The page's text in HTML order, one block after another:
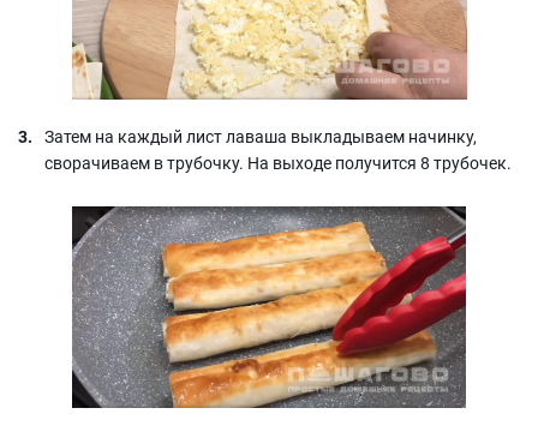
Затем на каждый лист лаваша выкладываем начинку,
сворачиваем в трубочку. На выходе получится 8 трубочек.